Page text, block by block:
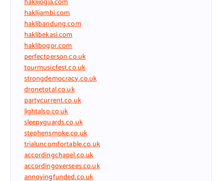
haklijambi.com
haklibandung.com
haklibekasi.com
haklibogor.com
perfectperson.co.uk
tourmusicfest.co.uk
strongdemocracy.co.uk
dronetotal.co.uk
partycurrent.co.uk
lightalso.co.uk
sleepyguards.co.uk
stephensmoke.co.uk
trialuncomfortable.co.uk
accordingchapel.co.uk
accordingoversees.co.uk
annoyingfunded.co.uk